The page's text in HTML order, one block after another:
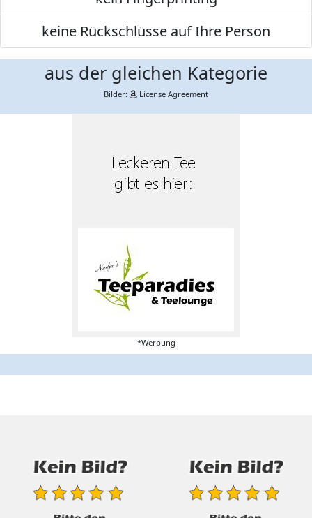
keine Rückschlüsse auf Ihre Person
aus der gleichen Kategorie
Bilder: License Agreement
*Werbung